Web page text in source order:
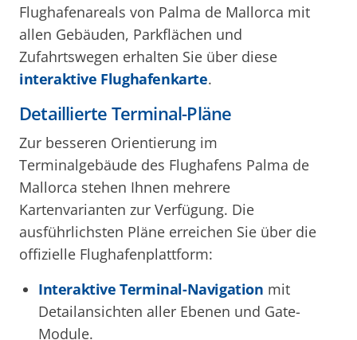
Flughafenareals von Palma de Mallorca mit
allen Gebäuden, Parkflächen und
Zufahrtswegen erhalten Sie über diese
interaktive Flughafenkarte.
Detaillierte Terminal-Pläne
Zur besseren Orientierung im
Terminalgebäude des Flughafens Palma de
Mallorca stehen Ihnen mehrere
Kartenvarianten zur Verfügung. Die
ausführlichsten Pläne erreichen Sie über die
offizielle Flughafenplattform:
Interaktive Terminal-Navigation mit
Detailansichten aller Ebenen und Gate-
Module.